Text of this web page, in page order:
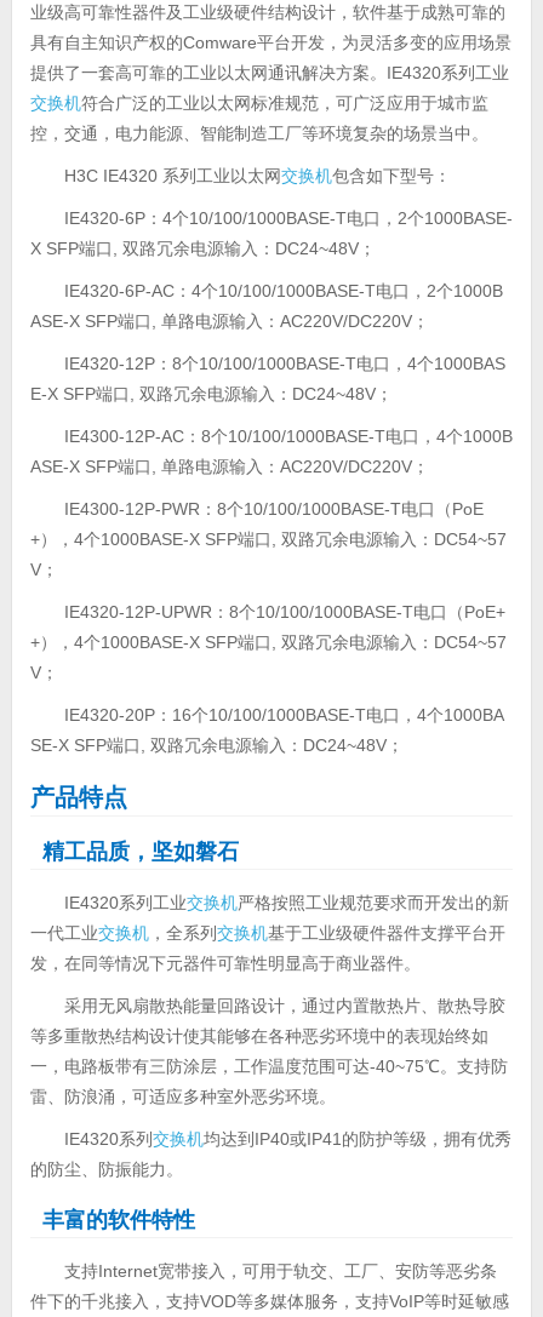
业级高可靠性器件及工业级硬件结构设计，软件基于成熟可靠的
具有自主知识产权的Comware平台开发，为灵活多变的应用场景
提供了一套高可靠的工业以太网通讯解决方案。IE4320系列工业
交换机符合广泛的工业以太网标准规范，可广泛应用于城市监
控，交通，电力能源、智能制造工厂等环境复杂的场景当中。
H3C IE4320 系列工业以太网交换机包含如下型号：
IE4320-6P：4个10/100/1000BASE-T电口，2个1000BASE-
X SFP端口, 双路冗余电源输入：DC24~48V；
IE4320-6P-AC：4个10/100/1000BASE-T电口，2个1000B
ASE-X SFP端口, 单路电源输入：AC220V/DC220V；
IE4320-12P：8个10/100/1000BASE-T电口，4个1000BAS
E-X SFP端口, 双路冗余电源输入：DC24~48V；
IE4300-12P-AC：8个10/100/1000BASE-T电口，4个1000B
ASE-X SFP端口, 单路电源输入：AC220V/DC220V；
IE4300-12P-PWR：8个10/100/1000BASE-T电口（PoE
+），4个1000BASE-X SFP端口, 双路冗余电源输入：DC54~57
V；
IE4320-12P-UPWR：8个10/100/1000BASE-T电口（PoE+
+），4个1000BASE-X SFP端口, 双路冗余电源输入：DC54~57
V；
IE4320-20P：16个10/100/1000BASE-T电口，4个1000BA
SE-X SFP端口, 双路冗余电源输入：DC24~48V；
产品特点
精工品质，坚如磐石
IE4320系列工业交换机严格按照工业规范要求而开发出的新
一代工业交换机，全系列交换机基于工业级硬件器件支撑平台开
发，在同等情况下元器件可靠性明显高于商业器件。
采用无风扇散热能量回路设计，通过内置散热片、散热导胶
等多重散热结构设计使其能够在各种恶劣环境中的表现始终如
一，电路板带有三防涂层，工作温度范围可达-40~75℃。支持防
雷、防浪涌，可适应多种室外恶劣环境。
IE4320系列交换机均达到IP40或IP41的防护等级，拥有优秀
的防尘、防振能力。
丰富的软件特性
支持Internet宽带接入，可用于轨交、工厂、安防等恶劣条
件下的千兆接入，支持VOD等多媒体服务，支持VoIP等时延敏感